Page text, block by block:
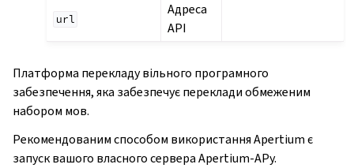
url
Адреса
API
Платформа перекладу вільного програмного
забезпечення, яка забезпечує переклади обмеженим
набором мов.
Рекомендованим способом використання Apertium є
запуск вашого власного сервера Apertium-APy.